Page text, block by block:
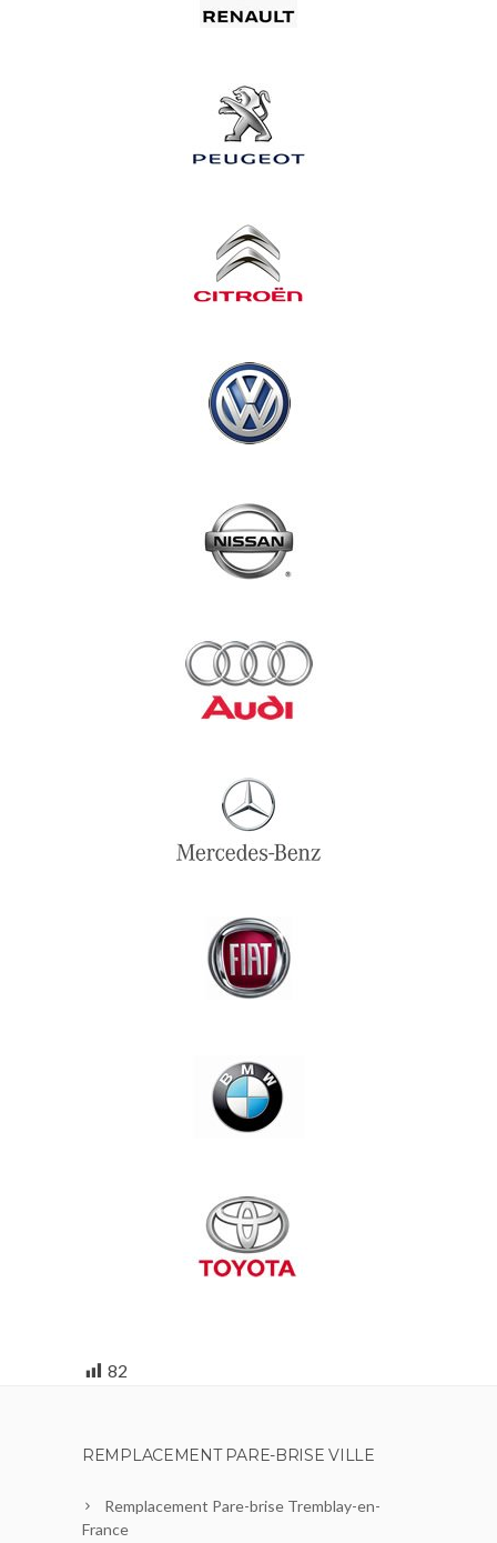
82
REMPLACEMENT PARE-BRISE VILLE
Remplacement Pare-brise Tremblay-en-
France